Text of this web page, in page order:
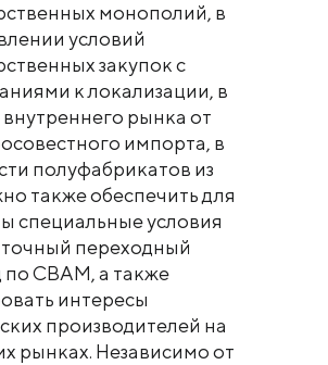
монополий, в
условий
закупок с
к локализации, в
рынка от
импорта, в
полуфабрикатов из
также обеспечить для
специальные условия
переходный
по СВАМ, а также
интересы
производителей на
рынках. Независимо от